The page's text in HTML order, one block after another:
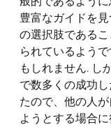
豊富なガイドを
の選択肢である
られているよう
もしれません. し
で数多くの成功
たので、他の人
ようとする場合